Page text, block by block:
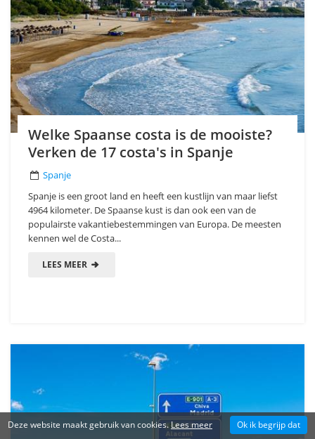
Welke Spaanse costa is de mooiste?
Verken de 17 costa's in Spanje
Spanje
Spanje is een groot land en heeft een kustlijn van maar liefst
4964 kilometer. De Spaanse kust is dan ook een van de
populairste vakantiebestemmingen van Europa. De meesten
kennen wel de Costa...
LEES MEER
Deze website maakt gebruik van cookies.Lees meer Ok ik begrijp dat